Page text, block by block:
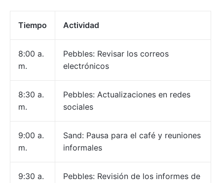
Tiempo Actividad
8:00 a.
m.
Pebbles: Revisar los correos
electrónicos
8:30 a.
m.
Pebbles: Actualizaciones en redes
sociales
9:00 a.
m.
Sand: Pausa para el café y reuniones
informales
9:30 a.
Pebbles: Revisión de los informes de